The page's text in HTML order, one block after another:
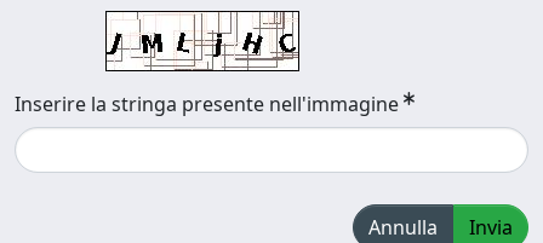
Inserire la stringa presente nell'immagine
Annulla Invia